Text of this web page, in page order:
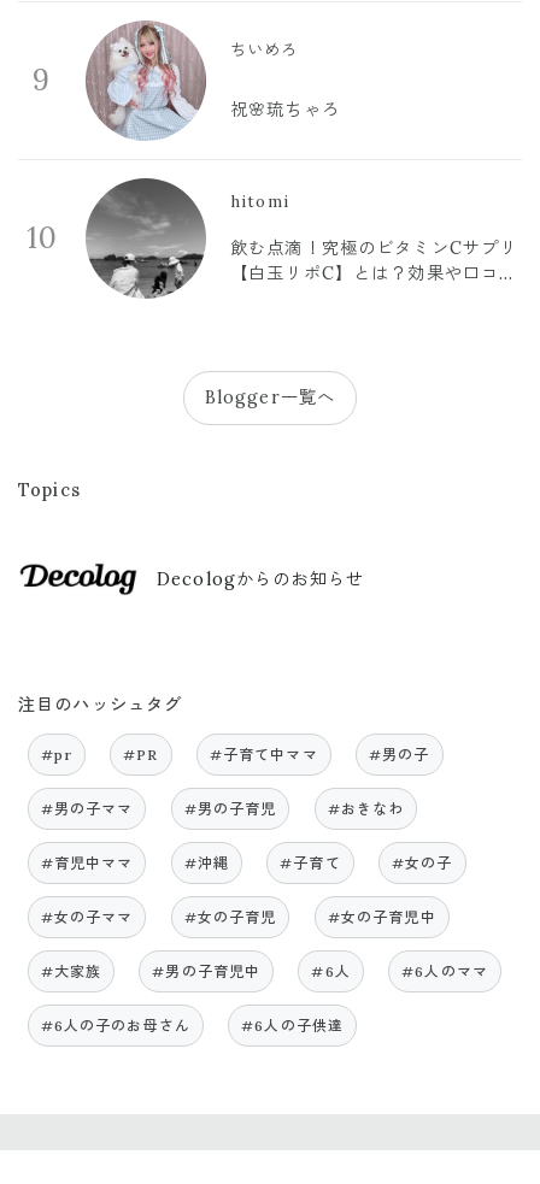
9
ちいめろ
祝🌸琉ちゃろ
10
hitomi
飲む点滴！究極のビタミンCサプリ
【白玉リポC】とは？効果や口コミ
Blogger一覧へ
Topics
Decologからのお知らせ
注目のハッシュタグ
#pr #PR #子育て中ママ #男の子
#男の子ママ #男の子育児 #おきなわ
#育児中ママ #沖縄 #子育て #女の子
#女の子ママ #女の子育児 #女の子育児中
#大家族 #男の子育児中 #6人 #6人のママ
#6人の子のお母さん #6人の子供達